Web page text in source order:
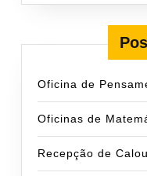
Oficina de
Oficinas de
Recepção de